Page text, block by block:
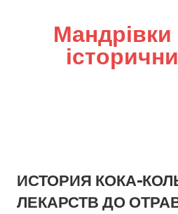
ИСТОРИЯ КОКА-
ЛЕКАРСТВ ДО